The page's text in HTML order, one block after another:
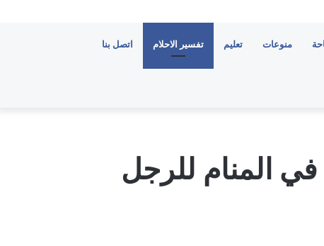
منوعات تعليم تفسير الاحلام اتصل بنا
المنام للرجل